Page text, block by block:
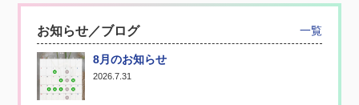
お知らせ／ブログ 一覧
8月のお知らせ
2026.7.31